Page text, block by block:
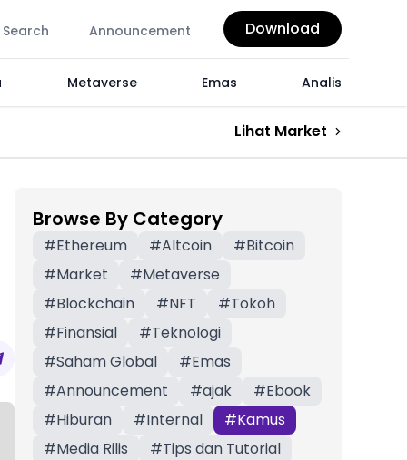
Search Announcement Download
Metaverse Emas Analis
Lihat Market
Browse By Category
#Ethereum #Altcoin #Bitcoin
#Market #Metaverse
#Blockchain #NFT #Tokoh
#Finansial #Teknologi
#Saham Global #Emas
#Announcement #ajak #Ebook
#Hiburan #Internal #Kamus
#Media Rilis #Tips dan Tutorial